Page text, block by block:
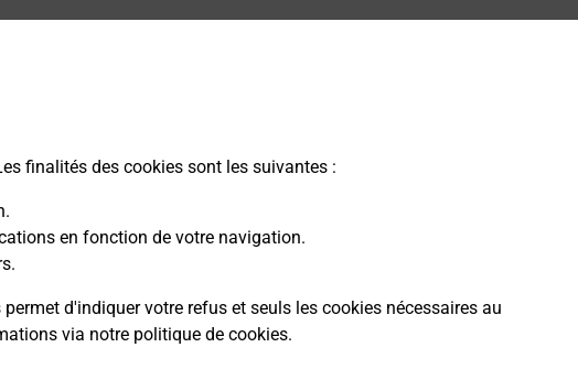
finalités des cookies sont les suivantes :
en fonction de votre navigation.
d'indiquer votre refus et seuls les cookies nécessaires au
via notre politique de cookies.